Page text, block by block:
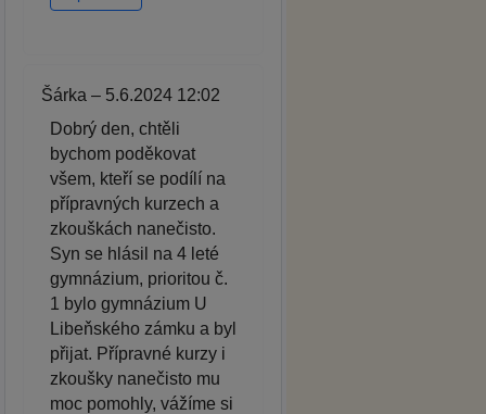
Šárka – 5.6.2024 12:02
Dobrý den, chtěli
bychom poděkovat
všem, kteří se podílí na
přípravných kurzech a
zkouškách nanečisto.
Syn se hlásil na 4 leté
gymnázium, prioritou č.
1 bylo gymnázium U
Libeňského zámku a byl
přijat. Přípravné kurzy i
zkoušky nanečisto mu
moc pomohly, vážíme si